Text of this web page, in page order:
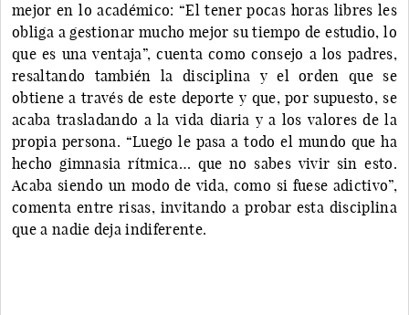
mejor en lo académico: “El tener pocas horas libres les
obliga a gestionar mucho mejor su tiempo de estudio, lo
que es una ventaja”, cuenta como consejo a los padres,
resaltando también la disciplina y el orden que se
obtiene a través de este deporte y que, por supuesto, se
acaba trasladando a la vida diaria y a los valores de la
propia persona. “Luego le pasa a todo el mundo que ha
hecho gimnasia rítmica… que no sabes vivir sin esto.
Acaba siendo un modo de vida, como si fuese adictivo”,
comenta entre risas, invitando a probar esta disciplina
que a nadie deja indiferente.